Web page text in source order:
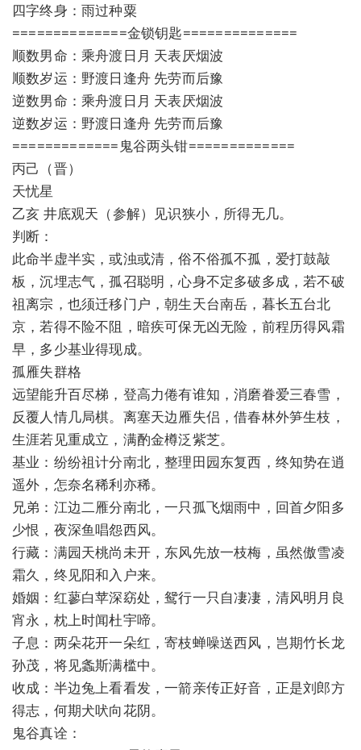
四字终身：雨过种粟
==============金锁钥匙==============
顺数男命：乘舟渡日月 天表厌烟波
顺数岁运：野渡日逢舟 先劳而后豫
逆数男命：乘舟渡日月 天表厌烟波
逆数岁运：野渡日逢舟 先劳而后豫
=============鬼谷两头钳=============
丙己（晋）
天忧星
乙亥 井底观天（参解）见识狭小，所得无几。
判断：
此命半虚半实，或浊或清，俗不俗孤不孤，爱打鼓敲
板，沉埋志气，孤召聪明，心身不定多破多成，若不破
祖离宗，也须迁移门户，朝生天台南岳，暮长五台北
京，若得不险不阻，暗疾可保无凶无险，前程历得风霜
早，多少基业得现成。
孤雁失群格
远望能升百尽梯，登高力倦有谁知，消磨眷爱三春雪，
反覆人情几局棋。离塞天边雁失侣，借春林外笋生枝，
生涯若见重成立，满酌金樽泛紫芝。
基业：纷纷祖计分南北，整理田园东复西，终知势在逍
遥外，怎奈名稀利亦稀。
兄弟：江边二雁分南北，一只孤飞烟雨中，回首夕阳多
少恨，夜深鱼唱怨西风。
行藏：满园天桃尚未开，东风先放一枝梅，虽然傲雪凌
霜久，终见阳和入户来。
婚姻：红蓼白苹深窈处，鸳行一只自凄凄，清风明月良
宵永，枕上时闻杜宇啼。
子息：两朵花开一朵红，寄枝蝉噪送西风，岂期竹长龙
孙茂，将见螽斯满槛中。
收成：半边兔上看看发，一箭亲传正好音，正是刘郎方
得志，何期犬吠向花阴。
鬼谷真诠：